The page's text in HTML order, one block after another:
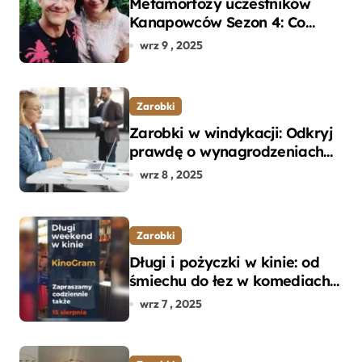
Kanapowców Sezon 4: Co
naprawdę zaskoczyło
wrz 9 , 2025
Zarobki
Zarobki w windykacji: Odkryj
prawdę o wynagrodzeniach
specjalistów w branży
wrz 8 , 2025
Zarobki
Długi i pożyczki w kinie: od
śmiechu do łez w komediach i
dramatach
wrz 7 , 2025